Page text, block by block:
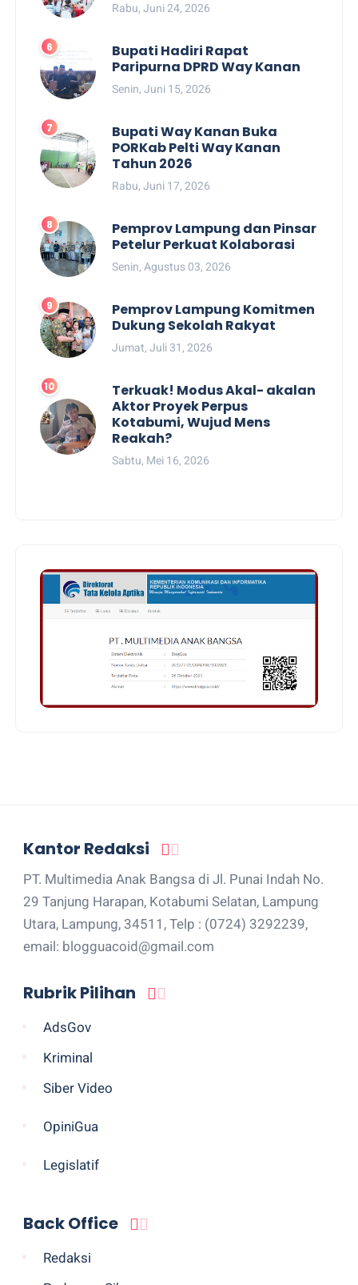
Rabu, Juni 24, 2026
Bupati Hadiri Rapat
Paripurna DPRD Way Kanan
Senin, Juni 15, 2026
Bupati Way Kanan Buka
PORKab Pelti Way Kanan
Tahun 2026
Rabu, Juni 17, 2026
Pemprov Lampung dan Pinsar
Petelur Perkuat Kolaborasi
Senin, Agustus 03, 2026
Pemprov Lampung Komitmen
Dukung Sekolah Rakyat
Jumat, Juli 31, 2026
Terkuak! Modus Akal- akalan
Aktor Proyek Perpus
Kotabumi, Wujud Mens
Reakah?
Sabtu, Mei 16, 2026
Kantor Redaksi
PT. Multimedia Anak Bangsa di Jl. Punai Indah No.
29 Tanjung Harapan, Kotabumi Selatan, Lampung
Utara, Lampung, 34511, Telp : (0724) 3292239,
email: blogguacoid@gmail.com
Rubrik Pilihan
AdsGov
Kriminal
Siber Video
OpiniGua
Legislatif
Back Office
Redaksi